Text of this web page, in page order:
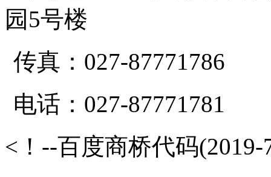
园5号楼
传真：027-87771786
电话：027-87771781
<！--百度商桥代码(2019-